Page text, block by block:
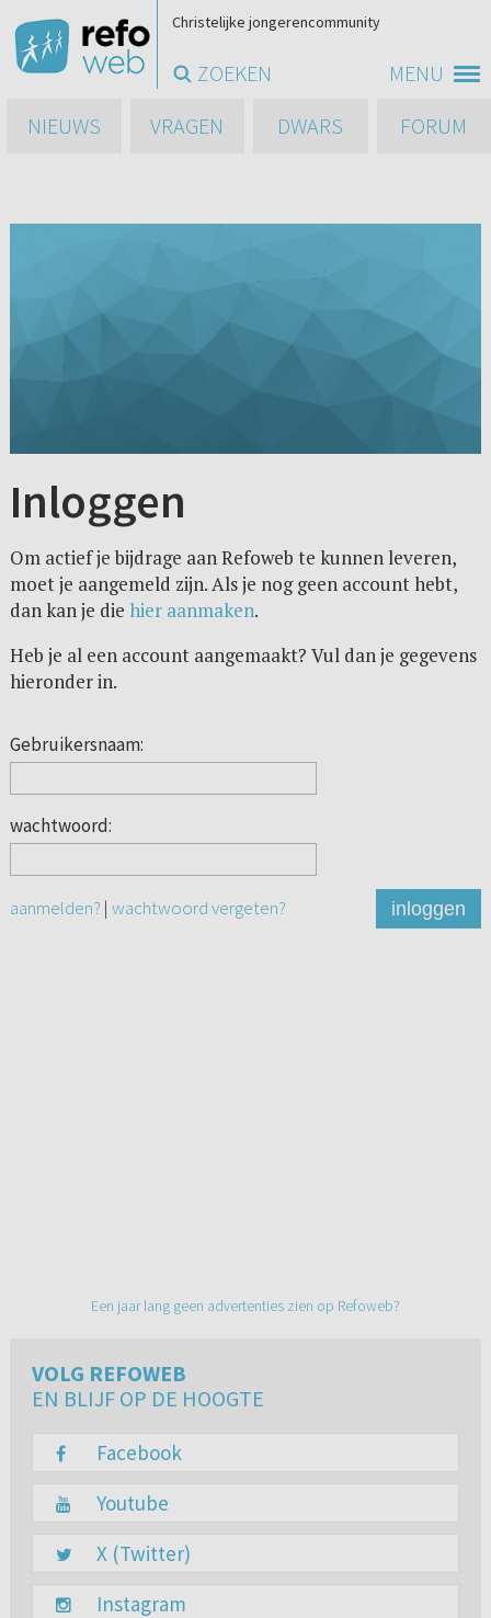
MENU
Christelijke jongerencommunity
ZOEKEN
NIEUWS
VRAGEN DWARS FORUM
Inloggen
Om actief je bijdrage aan Refoweb te kunnen leveren,
moet je aangemeld zijn. Als je nog geen account hebt,
dan kan je die hier aanmaken.
Heb je al een account aangemaakt? Vul dan je gegevens
hieronder in.
Gebruikersnaam:
wachtwoord:
aanmelden? | wachtwoord vergeten? inloggen
Een jaar lang geen advertenties zien op Refoweb?
VOLG REFOWEB
EN BLIJF OP DE HOOGTE
Facebook
Youtube
X (Twitter)
Instagram